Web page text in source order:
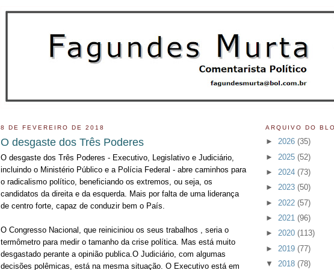
8 DE FEVEREIRO DE 2018
O desgaste dos Três Poderes
O desgaste dos Três Poderes - Executivo, Legislativo e Judiciário,
incluindo o Ministério Público e a Polícia Federal - abre caminhos para
o radicalismo político, beneficiando os extremos, ou seja, os
candidatos da direita e da esquerda. Mais por falta de uma liderança
de centro forte, capaz de conduzir bem o País.
O Congresso Nacional, que reiniciniou os seus trabalhos , seria o
termômetro para medir o tamanho da crise política. Mas está muito
desgastado perante a opinião publica.O Judiciário, com algumas
decisões polêmicas, está na mesma situação. O Executivo está em
ARQUIVO DO
► 2026 (35)
► 2025 (52)
► 2024 (73)
► 2023 (50)
► 2022 (57)
► 2021 (96)
► 2020 (113)
► 2019 (77)
▼ 2018 (78)